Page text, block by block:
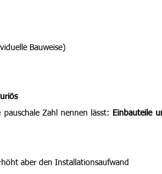
Bauweise)
Zahl nennen lässt:
Einbauteile
aber den Installationsaufwand